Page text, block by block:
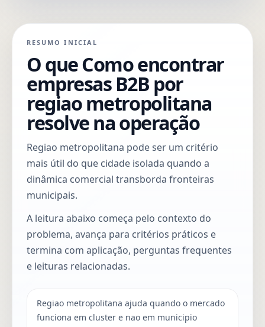
RESUMO INICIAL
O que Como encontrar
empresas B2B por
regiao metropolitana
resolve na operação
Regiao metropolitana pode ser um critério
mais útil do que cidade isolada quando a
dinâmica comercial transborda fronteiras
municipais.
A leitura abaixo começa pelo contexto do
problema, avança para critérios práticos e
termina com aplicação, perguntas frequentes
e leituras relacionadas.
Regiao metropolitana ajuda quando o mercado
funciona em cluster e nao em municipio